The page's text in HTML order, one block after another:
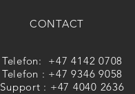
CONTACT
Telefon: +47 4142 0708
Telefon : +47 9346 9058
Support : +47 4040 2636